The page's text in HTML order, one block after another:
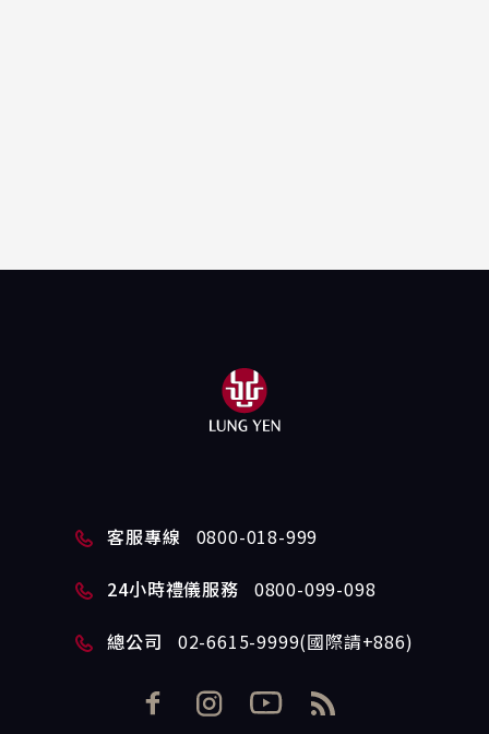
客服專線 0800-018-999
24小時禮儀服務 0800-099-098
總公司 02-6615-9999(國際請+886)